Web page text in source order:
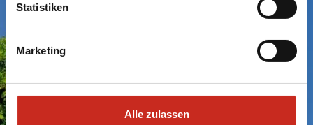
Statistiken
Marketing
Alle zulassen
Libanon zu
beginnen?